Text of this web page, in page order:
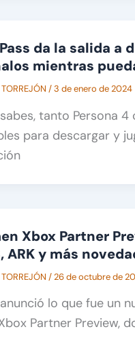
da la salida a
mientras
/3 de enero de 2024
tanto Persona
para descargar y
Xbox Partner
ARK y más
/26 de octubre de
lo que fue un
Partner Preview,